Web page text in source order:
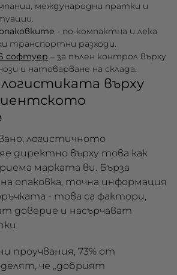
международни пратки и
- по-компактна и лека
транспортни разходи.
софтуер – за пълен контрол върху
и натоварване на склада.
върху
логистичното
директно върху това как
марката ви. Бърза
опаковка, точна информация
- това са фактори,
доверие и насърчават
проучвания, 73% от
че „добрият